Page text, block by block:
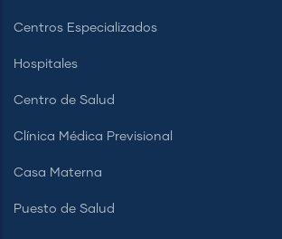
Centros Especializados
Hospitales
Centro de Salud
Clínica Médica Previsional
Casa Materna
Puesto de Salud